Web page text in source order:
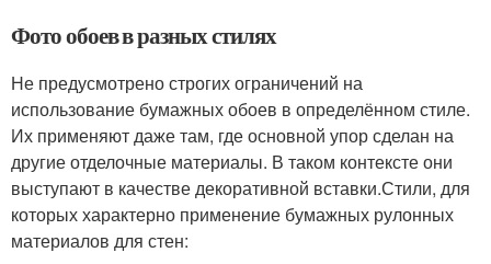
Фото обоев в разных стилях
Не предусмотрено строгих ограничений на
использование бумажных обоев в определённом стиле.
Их применяют даже там, где основной упор сделан на
другие отделочные материалы. В таком контексте они
выступают в качестве декоративной вставки.Стили, для
которых характерно применение бумажных рулонных
материалов для стен: